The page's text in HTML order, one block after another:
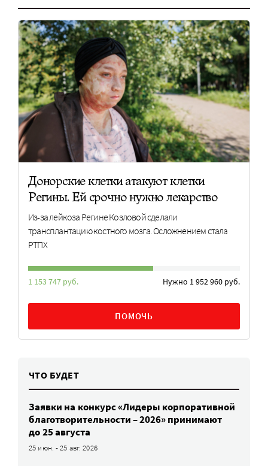
Донорские клетки атакуют клетки
Регины. Ей срочно нужно лекарство
Из-за лейкоза Регине Козловой сделали
трансплантацию костного мозга. Осложнением стала
РТПХ
1 153 747 руб. Нужно 1 952 960 руб.
ПОМОЧЬ
ЧТО БУДЕТ
Заявки на конкурс «Лидеры корпоративной
благотворительности – 2026» принимают
до 25 августа
25 июн. - 25 авг. 2026